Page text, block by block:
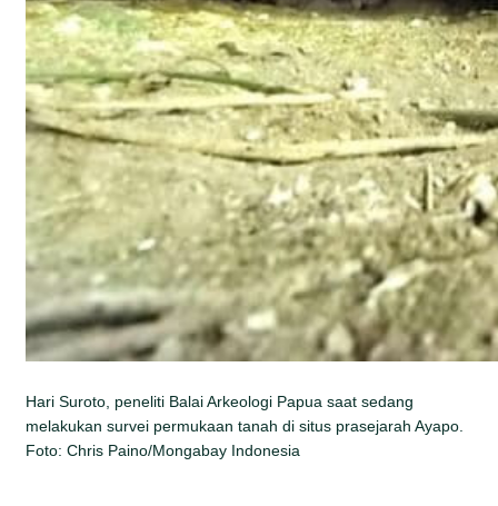
Hari Suroto, peneliti Balai Arkeologi Papua saat sedang
melakukan survei permukaan tanah di situs prasejarah Ayapo.
Foto: Chris Paino/Mongabay Indonesia